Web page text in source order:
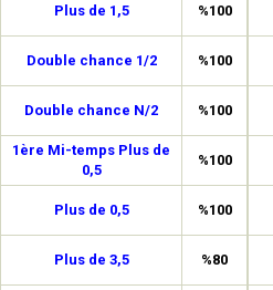
Plus de 1,5 %100
Double chance 1/2 %100
Double chance N/2 %100
1ère Mi-temps Plus de
0,5
%100
Plus de 0,5 %100
Plus de 3,5 %80